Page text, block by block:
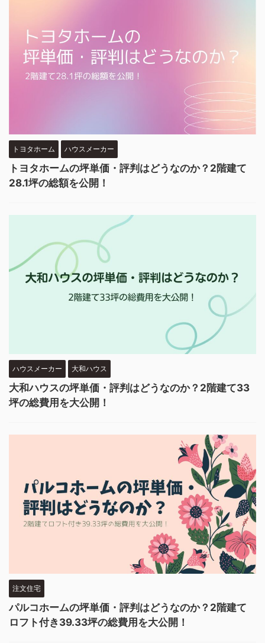
トヨタホーム ハウスメーカー
トヨタホームの坪単価・評判はどうなのか？2階建て
28.1坪の総額を公開！
ハウスメーカー 大和ハウス
大和ハウスの坪単価・評判はどうなのか？2階建て33
坪の総費用を大公開！
注文住宅
パルコホームの坪単価・評判はどうなのか？2階建て
ロフト付き39.33坪の総費用を大公開！